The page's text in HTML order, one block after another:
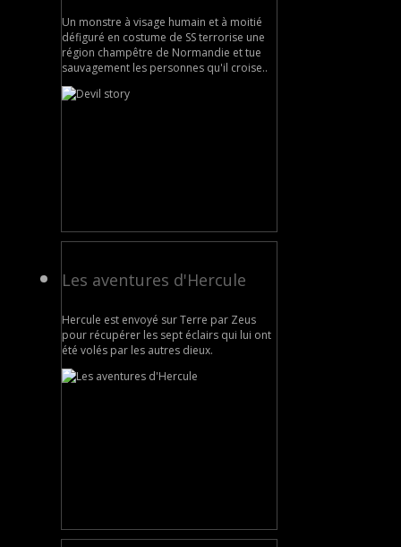
Un monstre à visage humain et à moitié
défiguré en costume de SS terrorise une
région champêtre de Normandie et tue
sauvagement les personnes qu'il croise..
Les aventures d'Hercule
Hercule est envoyé sur Terre par Zeus
pour récupérer les sept éclairs qui lui ont
été volés par les autres dieux.